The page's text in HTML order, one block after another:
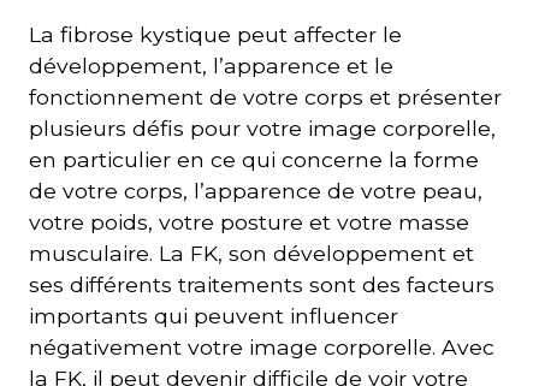
La fibrose kystique peut affecter le
développement, l’apparence et le
fonctionnement de votre corps et présenter
plusieurs défis pour votre image corporelle,
en particulier en ce qui concerne la forme
de votre corps, l’apparence de votre peau,
votre poids, votre posture et votre masse
musculaire. La FK, son développement et
ses différents traitements sont des facteurs
importants qui peuvent influencer
négativement votre image corporelle. Avec
la FK, il peut devenir difficile de voir votre